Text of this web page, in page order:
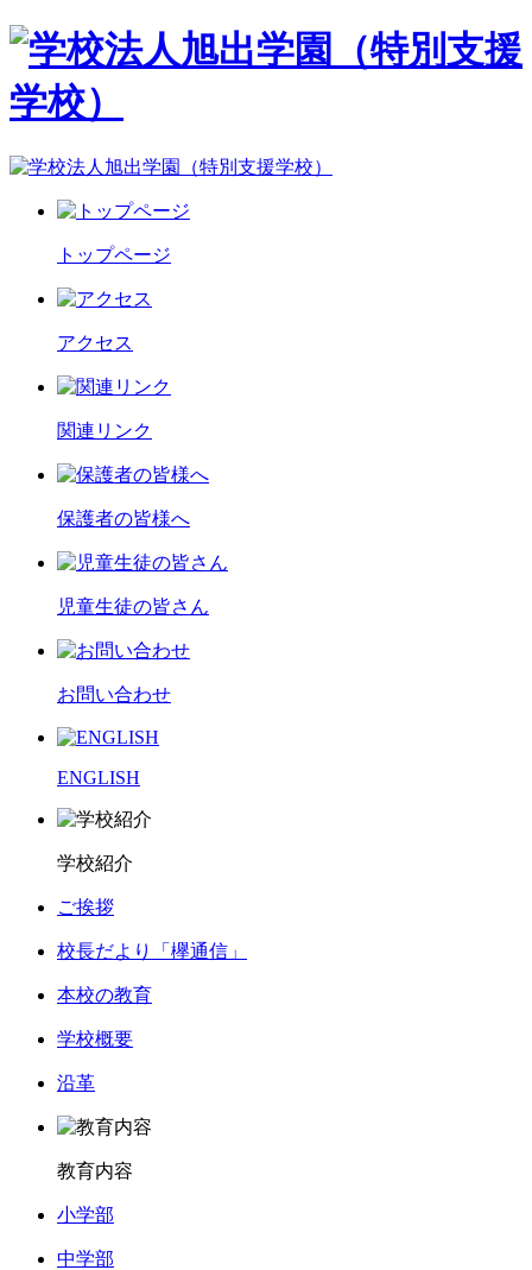
トップページ
アクセス
関連リンク
保護者の皆様へ
児童生徒の皆さん
お問い合わせ
ENGLISH
学校紹介
ご挨拶
校長だより「欅通信」
本校の教育
学校概要
沿革
教育内容
小学部
中学部